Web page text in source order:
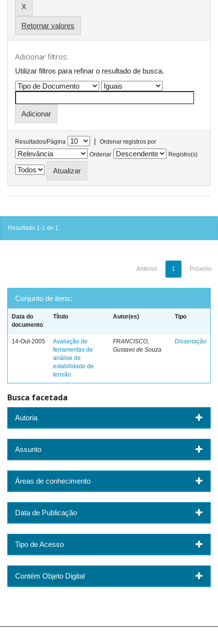
Retornar valores
Adicionar filtros:
Utilizar filtros para refinar o resultado de busca.
Resultados/Página |
Ordenar registros por
Ordenar
Registro(s)
Resultado 1-1 de 1.
Anterior 1 Próximo
Conjunto de itens:
Data do
documento
Título Autor(es) Tipo
14-Out-2005
Avaliação de
ferramentas de
análise de
estabilidade de
tensão
FRANCISCO,
Gustavo de Souza
Dissertação
Busca facetada
Autoria
Assunto
Áreas de conhecimento
Data de Publicação
Tipo de Acesso
Contém Objeto Digital